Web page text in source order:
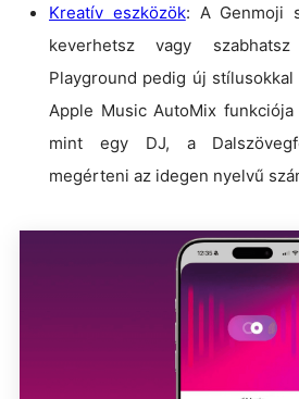
Kreatív eszközök: A Genmoji
keverhetsz vagy
Playground pedig új
Apple Music AutoMix
mint egy DJ, a
megérteni az idegen nyelvű